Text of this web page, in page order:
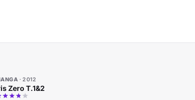
2012
Zero T.1&2